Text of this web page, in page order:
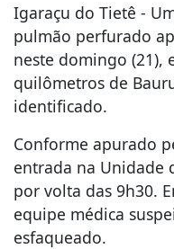
Igaraçu do Tietê -
pulmão perfurado
neste domingo (21),
quilômetros de
identificado.
Conforme apurado
entrada na Unidade
por volta das 9h30.
equipe médica
esfaqueado.